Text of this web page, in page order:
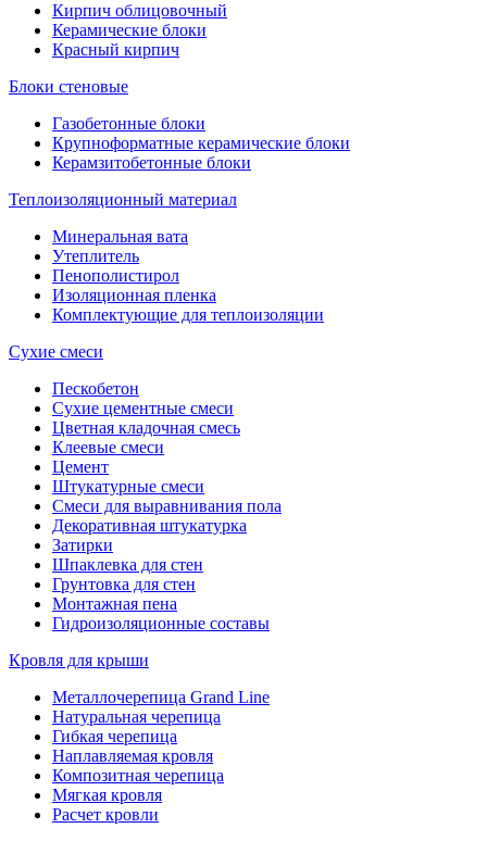
Кирпич облицовочный
Керамические блоки
Красный кирпич
Блоки стеновые
Газобетонные блоки
Крупноформатные керамические блоки
Керамзитобетонные блоки
Теплоизоляционный материал
Минеральная вата
Утеплитель
Пенополистирол
Изоляционная пленка
Комплектующие для теплоизоляции
Сухие смеси
Пескобетон
Сухие цементные смеси
Цветная кладочная смесь
Клеевые смеси
Цемент
Штукатурные смеси
Смеси для выравнивания пола
Декоративная штукатурка
Затирки
Шпаклевка для стен
Грунтовка для стен
Монтажная пена
Гидроизоляционные составы
Кровля для крыши
Металлочерепица Grand Line
Натуральная черепица
Гибкая черепица
Наплавляемая кровля
Композитная черепица
Мягкая кровля
Расчет кровли